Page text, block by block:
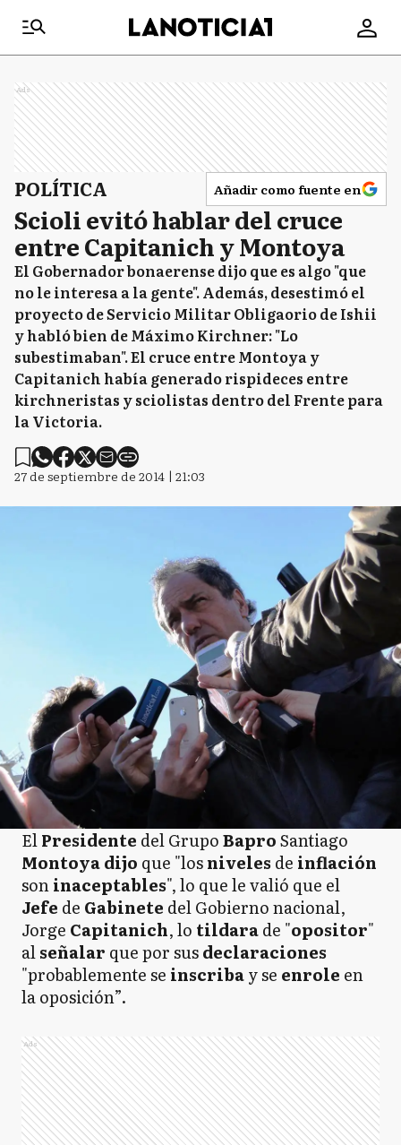
Ads
POLÍTICA Añadir como fuente en
Scioli evitó hablar del cruce
entre Capitanich y Montoya
El Gobernador bonaerense dijo que es algo "que
no le interesa a la gente". Además, desestimó el
proyecto de Servicio Militar Obligaorio de Ishii
y habló bien de Máximo Kirchner: "Lo
subestimaban". El cruce entre Montoya y
Capitanich había generado rispideces entre
kirchneristas y sciolistas dentro del Frente para
la Victoria.
27 de septiembre de 2014 | 21:03
ElPresidente del GrupoBaproSantiago
Montoya dijo que "losniveles de inflación
soninaceptables", lo que le valió que el
Jefe de Gabinete del Gobierno nacional,
Jorge Capitanich, lo tildarade "opositor"
alseñalar que por susdeclaraciones
"probablementese inscribay se enrole en
la oposición”.
Ads